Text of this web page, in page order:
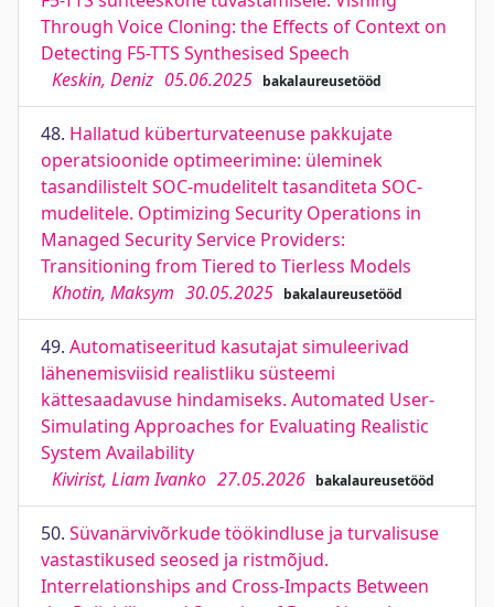
Through Voice Cloning: the Effects of Context on
Detecting F5-TTS Synthesised Speech
Keskin, Deniz 05.06.2025 bakalaureusetööd
48. Hallatud küberturvateenuse pakkujate
operatsioonide optimeerimine: üleminek
tasandilistelt SOC-mudelitelt tasanditeta SOC-
mudelitele. Optimizing Security Operations in
Managed Security Service Providers:
Transitioning from Tiered to Tierless Models
Khotin, Maksym 30.05.2025 bakalaureusetööd
49. Automatiseeritud kasutajat simuleerivad
lähenemisviisid realistliku süsteemi
kättesaadavuse hindamiseks. Automated User-
Simulating Approaches for Evaluating Realistic
System Availability
Kivirist, Liam Ivanko 27.05.2026 bakalaureusetööd
50. Süvanärvivõrkude töökindluse ja turvalisuse
vastastikused seosed ja ristmõjud.
Interrelationships and Cross-Impacts Between